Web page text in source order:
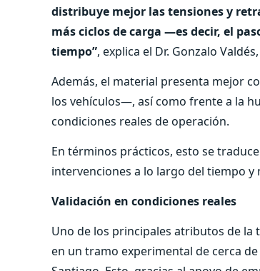
distribuye mejor las tensiones y
más ciclos de carga —es decir, el
tiempo”, explica el Dr. Gonzalo
Además, el material presenta mejor
los vehículos—, así como frente a la
condiciones reales de operación.
En términos prácticos, esto se
intervenciones a lo largo del tiempo
Validación en condiciones reales
Uno de los principales atributos de la
en un tramo experimental de cerca